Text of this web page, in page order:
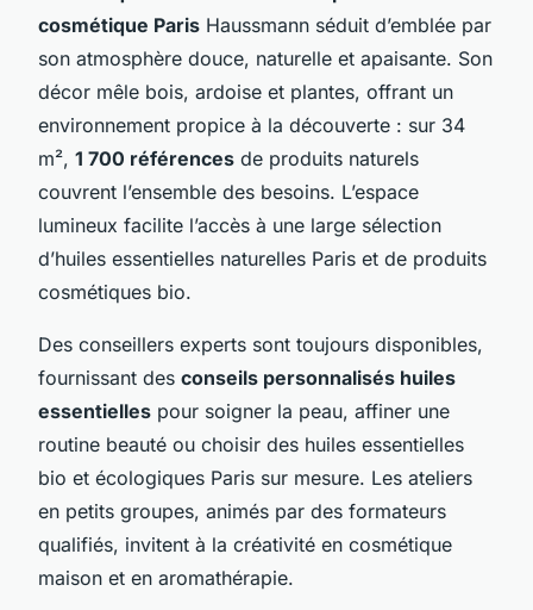
cosmétique Paris Haussmann séduit d’emblée par
son atmosphère douce, naturelle et apaisante. Son
décor mêle bois, ardoise et plantes, offrant un
environnement propice à la découverte : sur 34
m², 1 700 références de produits naturels
couvrent l’ensemble des besoins. L’espace
lumineux facilite l’accès à une large sélection
d’huiles essentielles naturelles Paris et de produits
cosmétiques bio.
Des conseillers experts sont toujours disponibles,
fournissant des conseils personnalisés huiles
essentielles pour soigner la peau, affiner une
routine beauté ou choisir des huiles essentielles
bio et écologiques Paris sur mesure. Les ateliers
en petits groupes, animés par des formateurs
qualifiés, invitent à la créativité en cosmétique
maison et en aromathérapie.